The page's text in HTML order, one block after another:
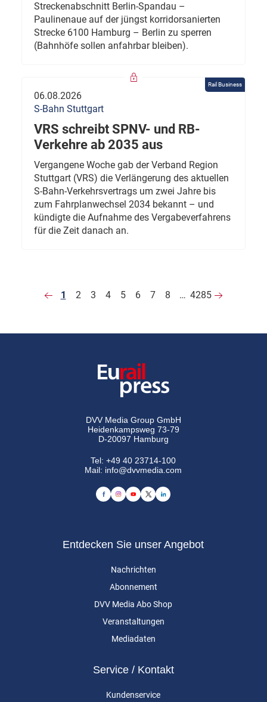
Streckenabschnitt Berlin-Spandau –
Paulinenaue auf der jüngst korridorsanierten
Strecke 6100 Hamburg – Berlin zu sperren
(Bahnhöfe sollen anfahrbar bleiben).
Rail Business
06.08.2026
S-Bahn Stuttgart
VRS schreibt SPNV- und RB-
Verkehre ab 2035 aus
Vergangene Woche gab der Verband Region
Stuttgart (VRS) die Verlängerung des aktuellen
S-Bahn-Verkehrsvertrags um zwei Jahre bis
zum Fahrplanwechsel 2034 bekannt – und
kündigte die Aufnahme des Vergabeverfahrens
für die Zeit danach an.
1 2 3 4 5 6 7 8 … 4285
DVV Media Group GmbH
Heidenkampsweg 73-79
D-20097 Hamburg
Tel:+49 40 23714-100
Mail: info@dvvmedia.com
Entdecken Sie unser Angebot
Nachrichten
Abonnement
DVV Media Abo Shop
Veranstaltungen
Mediadaten
Service / Kontakt
Kundenservice